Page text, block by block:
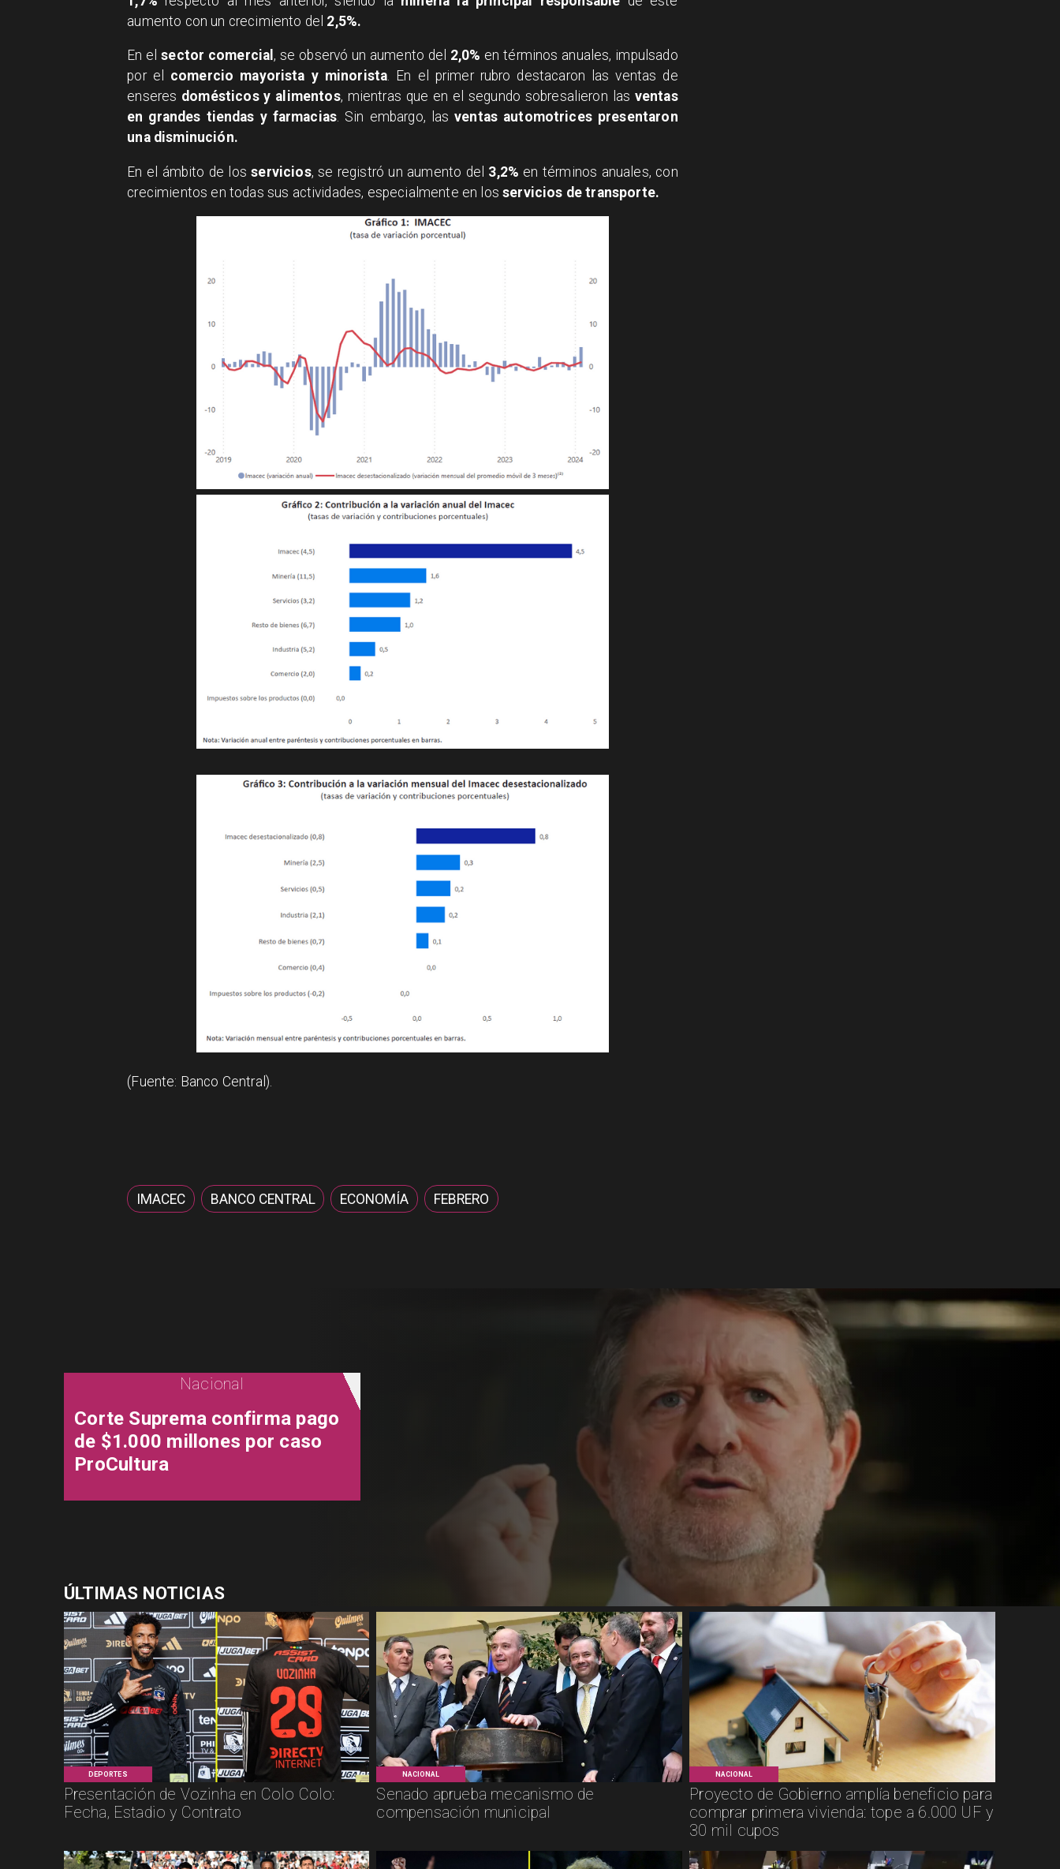
aumento con un crecimiento del 2,5%.
​En elsector comercial, se observó un aumento del 2,0% en términos anuales, impulsado
por el comercio mayorista y minorista. En el primer rubro destacaron las ventas de
enseres domésticos y alimentos, mientras que en el segundo sobresalieron las ventas
en grandes tiendas y farmacias. Sin embargo, lasventas automotrices presentaron
una disminución.
​En el ámbito de losservicios, se registró un aumento del 3,2% en términos anuales, con
crecimientos en todas sus actividades, especialmente en losservicios de transporte.
(Fuente: Banco Central).
IMACEC BANCO CENTRAL ECONOMÍA FEBRERO
DEPORTES
Presentación de Vozinha en Colo Colo:
Fecha, Estadio y Contrato
NACIONAL
Senado aprueba mecanismo de
compensación municipal
NACIONAL
Proyecto de Gobierno amplía beneficio para
comprar primera vivienda: tope a 6.000 UF y
30 mil cupos
Nacional
Corte Suprema confirma pago
de $1.000 millones por caso
ProCultura
ÚLTIMAS NOTICIAS